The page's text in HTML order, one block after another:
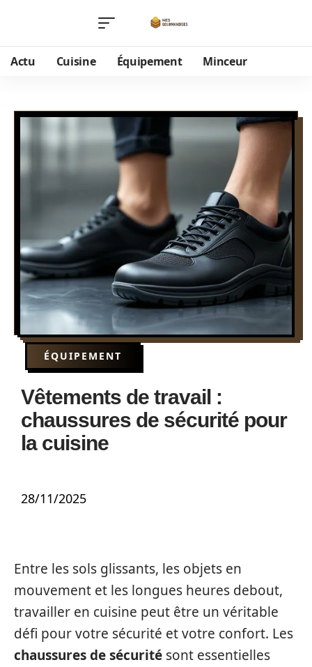
Actu Cuisine Équipement Minceur
ÉQUIPEMENT
Vêtements de travail :
chaussures de sécurité pour
la cuisine
28/11/2025
Entre les sols glissants, les objets en
mouvement et les longues heures debout,
travailler en cuisine peut être un véritable
défi pour votre sécurité et votre confort. Les
chaussures de sécurité sont essentielles